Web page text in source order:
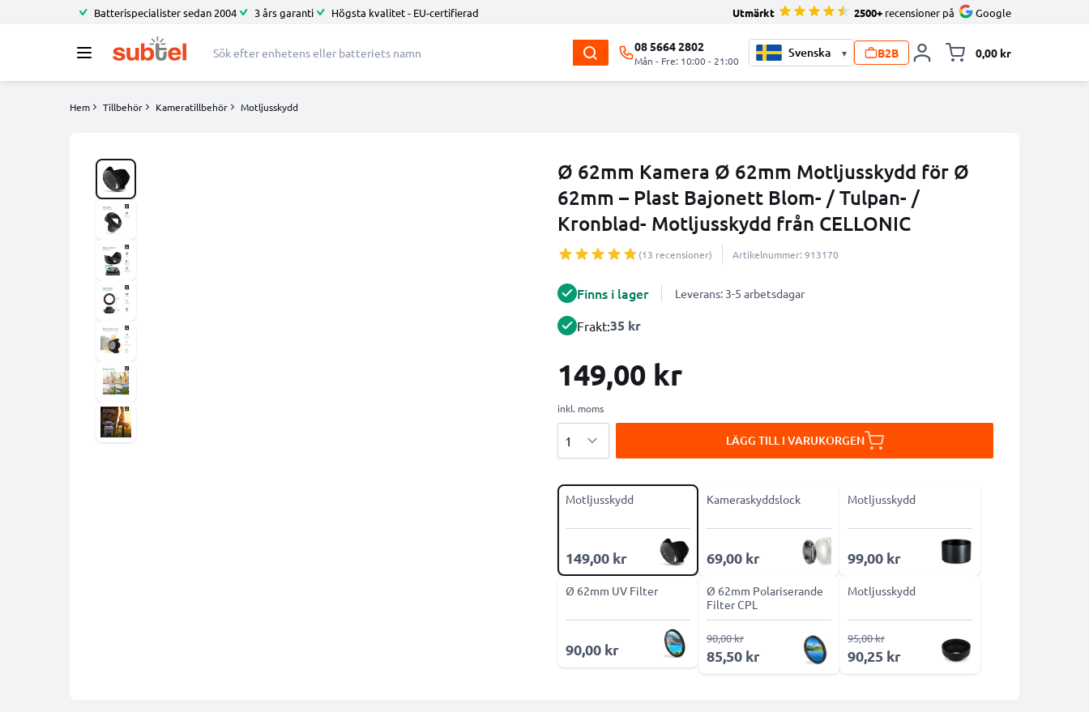
Batterispecialister sedan 2004 3 års garanti Högsta kvalitet - EU-certifierad Utmärkt 2500+ recensioner på Google
08 5664 2802
Mån - Fre: 10:00 - 21:00
▾ B2B 0,00 kr
Hem Tillbehör Kameratillbehör Motljusskydd
Ø 62mm Kamera Ø 62mm Motljusskydd för Ø
62mm – Plast Bajonett Blom- / Tulpan- /
Kronblad- Motljusskydd från CELLONIC
(13 recensioner) Artikelnummer: 913170
Finns i lager Leverans: 3-5 arbetsdagar
Frakt:35 kr
149,00 kr
inkl. moms
LÄGG TILL I VARUKORGEN
Motljusskydd
149,00 kr
Kameraskyddslock
69,00 kr
Motljusskydd
99,00 kr
Ø 62mm UV Filter
90,00 kr
Ø 62mm Polariserande
Filter CPL
85,50 kr
90,00 kr
Motljusskydd
90,25 kr
95,00 kr